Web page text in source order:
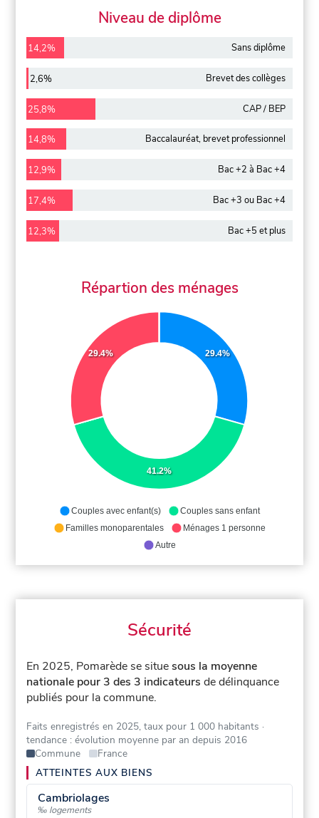
Niveau de diplôme
14,2% Sans diplôme
2,6% Brevet des collèges
25,8% CAP / BEP
14,8% Baccalauréat, brevet professionnel
12,9% Bac +2 à Bac +4
17,4% Bac +3 ou Bac +4
12,3% Bac +5 et plus
Répartion des ménages
29.4%
41.2%
29.4%
Couples avec enfant(s)
Couples sans enfant
Familles monoparentales
Ménages 1 personne
Autre
Sécurité
En 2025, Pomarède se situesous la moyenne
nationale pour 3 des 3 indicateurs de délinquance
publiés pour la commune.
Faits enregistrés en 2025, taux pour 1 000 habitants ·
tendance : évolution moyenne par an depuis 2016
Commune
France
ATTEINTES AUX BIENS
Cambriolages
‰ logements